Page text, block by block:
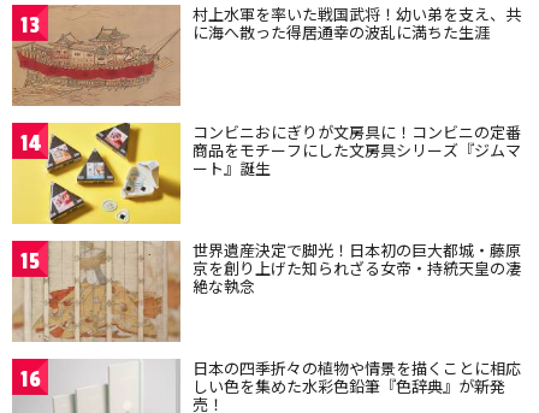
13 村上水軍を率いた戦国武将！幼い弟を支え、共
に海へ散った得居通幸の波乱に満ちた生涯
14 コンビニおにぎりが文房具に！コンビニの定番
商品をモチーフにした文房具シリーズ『ジムマ
ート』誕生
15 世界遺産決定で脚光！日本初の巨大都城・藤原
京を創り上げた知られざる女帝・持統天皇の凄
絶な執念
16 日本の四季折々の植物や情景を描くことに相応
しい色を集めた水彩色鉛筆『色辞典』が新発
売！